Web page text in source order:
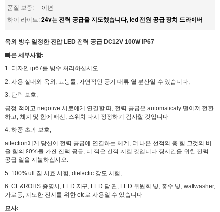
품질 보증:
이년
하이 라이트: 24v는 전력 공급을 지도했습니다, led 전원 공급 장치 드라이버
옥외 방수 일정한 전압 LED 전력 공급 DC12V 100W IP67
빠른 세부사항:
1. 디자인 ip67를 방수 처리하십시오
2. 사용 실내와 옥외, 고능률, 자연적인 공기 대류 열 분산일 수 있습니다,
3. 단락 보호,
긍정 적이고 negotive 서로에게 연결할 때, 전력 공급은 automaticaly 떨어져 전환
하고, 체계 및 힘에 배선, 스위치 다시 정정하기 검사할 것입니다
4. 하중 초과 보호,
attection에게 당신이 전력 공급에 연결하는 체계, 더 나은 선적의 총 힘 그것의 비
율 힘의 90%를 가진 전력 공급, 더 적은 선적 지킬 것입니다 장시간을 위한 전력
공급 일을 지불하십시오.
5. 100%full 짐 시효 시험, dielectic 강도 시험,
6. CE&ROHS 증명서, LED 지구, LED 담 관, LED 위원회 빛, 홍수 빛, wallwasher,
가로등, 지도한 전시를 위한 etc로 사용일 수 있습니다
묘사: